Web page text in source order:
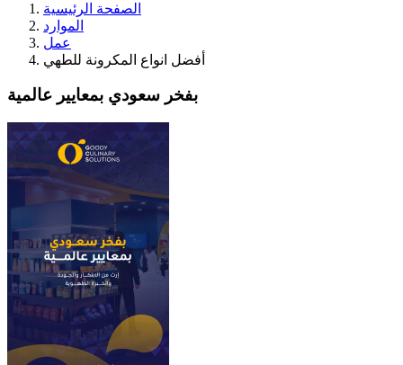
الصفحة الرئيسية
الموارد
عمل
أفضل انواع المكرونة للطهي
بفخر سعودي بمعايير عالمية